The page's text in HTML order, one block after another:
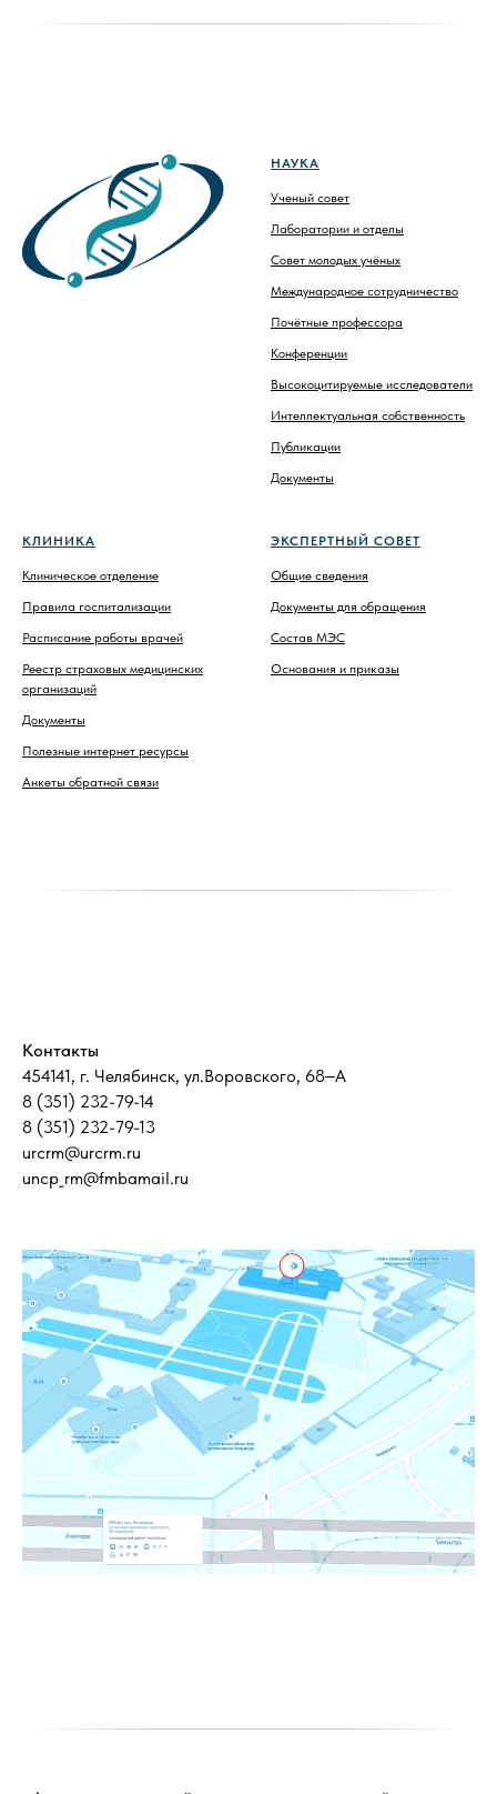
НАУКА
Ученый совет
Лаборатории и отделы
Совет молодых учёных
Международное сотрудничество
Почётные профессора
Конференции
Высокоцитируемые исследователи
Интеллектуальная собственность
Публикации
Документы
КЛИНИКА
Клиническое отделение
Правила госпитализации
Расписание работы врачей
Реестр страховых медицинских
организаций
Документы
Полезные интернет ресурсы
Анкеты обратной связи
ЭКСПЕРТНЫЙ СОВЕТ
Общие сведения
Документы для обращения
Состав МЭС
Основания и приказы
Контакты
454141, г. Челябинск, ул.Воровского, 68‒А
8 (351) 232-79-14
8 (351) 232-79-13
urcrm@urcrm.ru
uncp_rm@fmbamail.ru